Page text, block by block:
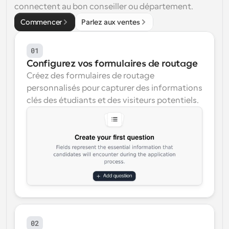
Liens de groupe dynamique
Réservez facilement des réunions avec plusieurs
Webhooks
Soyez informé lorsque quelque chose se passe
connectent au bon conseiller ou département.
Commencer Parlez aux ventes
01
Configurez vos formulaires de routage
Créez des formulaires de routage
personnalisés pour capturer des informations
clés des étudiants et des visiteurs potentiels.
02